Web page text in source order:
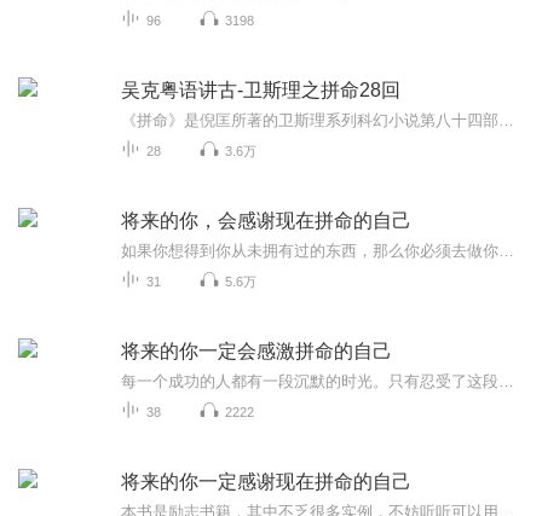
96 3198
吴克粤语讲古-卫斯理之拼命28回
28 3.6万
将来的你，会感谢现在拼命的自己
31 5.6万
将来的你一定会感激拼命的自己
38 2222
将来的你一定感谢现在拼命的自己